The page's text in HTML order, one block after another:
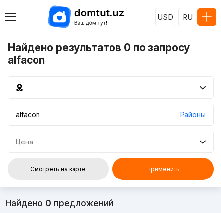
USD RU
Найдено результатов 0 по запросу
alfacon
Районы
Цена
Смотреть на карте Применить
Найдено 0 предложений